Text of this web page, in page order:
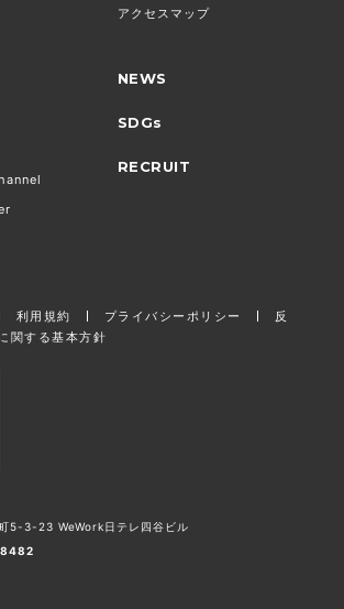
アクセスマップ
NEWS
SDGs
RECRUIT
利用規約 プライバシーポリシー
反
関する基本方針
5-3-23 WeWork日テレ四谷ビル